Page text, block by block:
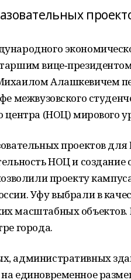
Алашкевичем
межвузовского
центра (НОЦ) мирового
проектов
НОЦ и создание
проекту
Уфу выбрали в
масштабных
города.
административных
единовременное